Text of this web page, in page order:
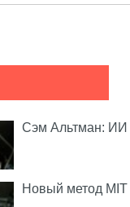
Сэм Альтман: ИИ
Новый метод MIT